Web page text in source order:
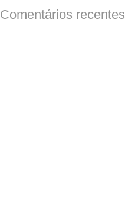
Comentários recentes